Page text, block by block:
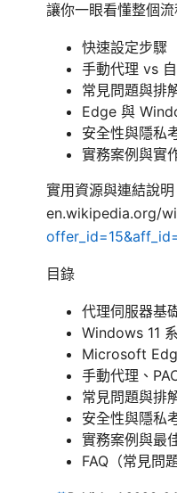
讓你一眼看懂整個流
快速設定步驟
手動代理 vs
常見問題與排
Edge 與
安全性與隱私
實務案例與實
實用資源與連結說
en.wikipedia.org/
目錄
代理伺服器基
Windows 11
Microsoft
手動代理、
常見問題與排
安全性與隱私
實務案例與最
FAQ（常見問題